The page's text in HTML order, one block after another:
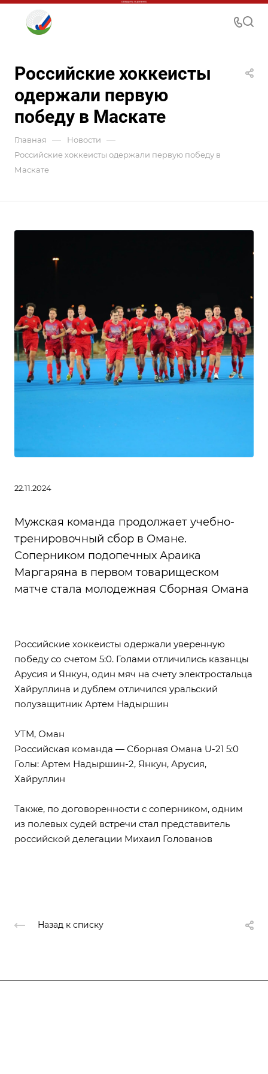
Российские хоккеисты
одержали первую
победу в Маскате
Главная — Новости —
Российские хоккеисты одержали первую победу в
Маскате
22.11.2024
Мужская команда продолжает учебно-
тренировочный сбор в Омане.
Соперником подопечных Араика
Маргаряна в первом товарищеском
матче стала молодежная Сборная Омана
Российские хоккеисты одержали уверенную
победу со счетом 5:0. Голами отличились казанцы
Арусия и Янкун, один мяч на счету электростальца
Хайруллина и дублем отличился уральский
полузащитник Артем Надыршин
УТМ, Оман
Российская команда — Сборная Омана U-21 5:0
Голы: Артем Надыршин-2, Янкун, Арусия,
Хайруллин
Также, по договоренности с соперником, одним
из полевых судей встречи стал представитель
российской делегации Михаил Голованов
Назад к списку